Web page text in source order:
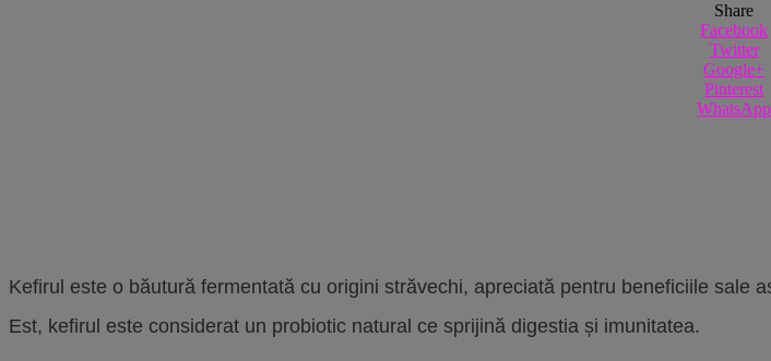
Share
Facebook
Twitter
Google+
Pinterest
WhatsApp
Kefirul este o băutură fermentată cu origini străvechi, apreciată pentru beneficiile
Est, kefirul este considerat un probiotic natural ce sprijină digestia și imunitatea.